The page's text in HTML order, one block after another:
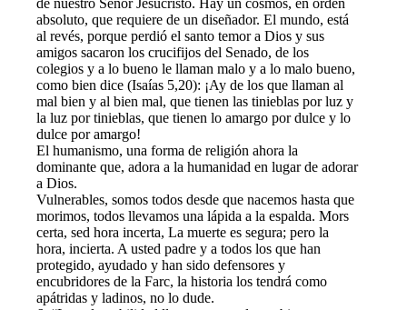
absoluto, que requiere de un diseñador. El mundo, está
al revés, porque perdió el santo temor a Dios y sus
amigos sacaron los crucifijos del Senado, de los
colegios y a lo bueno le llaman malo y a lo malo bueno,
como bien dice (Isaías 5,20): ¡Ay de los que llaman al
mal bien y al bien mal, que tienen las tinieblas por luz y
la luz por tinieblas, que tienen lo amargo por dulce y lo
dulce por amargo!
El humanismo, una forma de religión ahora la
dominante que, adora a la humanidad en lugar de adorar
a Dios.
Vulnerables, somos todos desde que nacemos hasta que
morimos, todos llevamos una lápida a la espalda. Mors
certa, sed hora incerta, La muerte es segura; pero la
hora, incierta. A usted padre y a todos los que han
protegido, ayudado y han sido defensores y
encubridores de la Farc, la historia los tendrá como
apátridas y ladinos, no lo dude.